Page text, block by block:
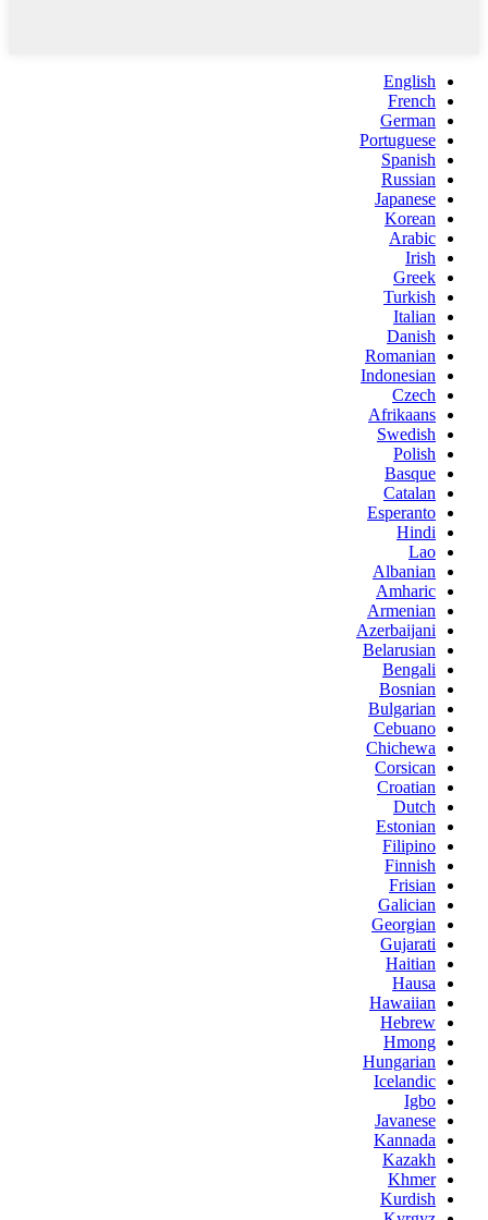
English
French
German
Portuguese
Spanish
Russian
Japanese
Korean
Arabic
Irish
Greek
Turkish
Italian
Danish
Romanian
Indonesian
Czech
Afrikaans
Swedish
Polish
Basque
Catalan
Esperanto
Hindi
Lao
Albanian
Amharic
Armenian
Azerbaijani
Belarusian
Bengali
Bosnian
Bulgarian
Cebuano
Chichewa
Corsican
Croatian
Dutch
Estonian
Filipino
Finnish
Frisian
Galician
Georgian
Gujarati
Haitian
Hausa
Hawaiian
Hebrew
Hmong
Hungarian
Icelandic
Igbo
Javanese
Kannada
Kazakh
Khmer
Kurdish